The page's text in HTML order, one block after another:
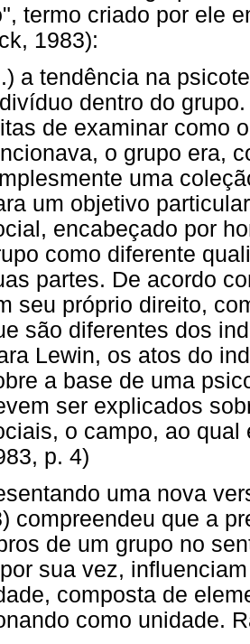
termo criado por ele
1983):
a tendência na
dentro do
de examinar como
o grupo era,
uma
um objetivo
encabeçado por
como diferente
partes. De acordo
seu próprio direito,
são diferentes dos
Lewin, os atos do
a base de uma
ser explicados
o campo, ao
p. 4)
uma nova
compreendeu que a
de um grupo no
sua vez,
composta de
como unidade.